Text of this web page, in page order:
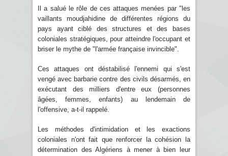
Il a salué le rôle de ces attaques menées par "les
vaillants moudjahidine de différentes régions du
pays ayant ciblé des structures et des bases
coloniales stratégiques, pour atteindre l'occupant et
briser le mythe de "l'armée française invincible".
Ces attaques ont déstabilisé l'ennemi qui s'est
vengé avec barbarie contre des civils désarmés, en
exécutant des milliers d'entre eux (personnes
âgées, femmes, enfants) au lendemain de
l'offensive, a-t-il rappelé.
Les méthodes d'intimidation et les exactions
coloniales n'ont fait que renforcer la cohésion la
détermination des Algériens à mener à bien leur